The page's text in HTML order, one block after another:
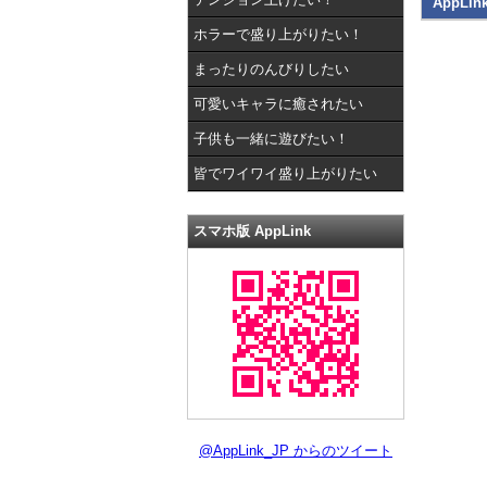
ホラーで盛り上がりたい！
まったりのんびりしたい
可愛いキャラに癒されたい
子供も一緒に遊びたい！
皆でワイワイ盛り上がりたい
スマホ版 AppLink
@AppLink_JP からのツイート